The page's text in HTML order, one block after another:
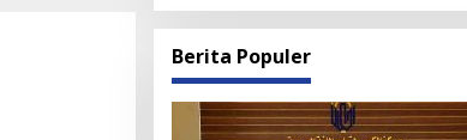
Berita Populer